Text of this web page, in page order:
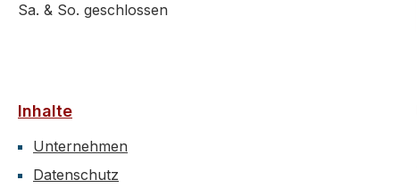
Sa. & So. geschlossen
Inhalte
Unternehmen
Datenschutz